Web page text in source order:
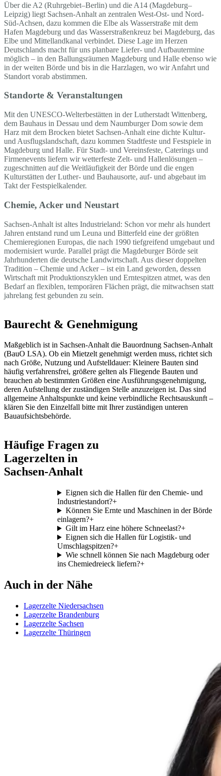
Über die A2 (Ruhrgebiet–Berlin) und die A14 (Magdeburg–
Leipzig) liegt Sachsen-Anhalt an zentralen West-Ost- und Nord-
Süd-Achsen, dazu kommen die Elbe als Wasserstraße mit dem
Hafen Magdeburg und das Wasserstraßenkreuz bei Magdeburg, das
Elbe und Mittellandkanal verbindet. Diese Lage im Herzen
Deutschlands macht für uns planbare Liefer- und Aufbautermine
möglich – in den Ballungsräumen Magdeburg und Halle ebenso wie
in der weiten Börde und bis in die Harzlagen, wo wir Anfahrt und
Standort vorab abstimmen.
Standorte & Veranstaltungen
Mit den UNESCO-Welterbestätten in der Lutherstadt Wittenberg,
dem Bauhaus in Dessau und dem Naumburger Dom sowie dem
Harz mit dem Brocken bietet Sachsen-Anhalt eine dichte Kultur-
und Ausflugslandschaft, dazu kommen Stadtfeste und Festspiele in
Magdeburg und Halle. Für Stadt- und Vereinsfeste, Caterings und
Firmenevents liefern wir wetterfeste Zelt- und Hallenlösungen –
zugeschnitten auf die Weitläufigkeit der Börde und die engen
Kulturstätten der Luther- und Bauhausorte, auf- und abgebaut im
Takt der Festspielkalender.
Chemie, Acker und Neustart
Sachsen-Anhalt ist altes Industrieland: Schon vor mehr als hundert
Jahren entstand rund um Leuna und Bitterfeld eine der größten
Chemieregionen Europas, die nach 1990 tiefgreifend umgebaut und
modernisiert wurde. Parallel prägt die Magdeburger Börde seit
Jahrhunderten die deutsche Landwirtschaft. Aus dieser doppelten
Tradition – Chemie und Acker – ist ein Land geworden, dessen
Wirtschaft mit Produktionszyklen und Erntespitzen atmet, was den
Bedarf an flexiblen, temporären Flächen prägt, die mitwachsen statt
jahrelang fest gebunden zu sein.
Baurecht & Genehmigung
Maßgeblich ist in Sachsen-Anhalt die Bauordnung Sachsen-Anhalt
(BauO LSA). Ob ein Mietzelt genehmigt werden muss, richtet sich
nach Größe, Nutzung und Aufstelldauer: Kleinere Bauten sind
häufig verfahrensfrei, größere gelten als Fliegende Bauten und
brauchen ab bestimmten Größen eine Ausführungsgenehmigung,
deren Aufstellung der zuständigen Stelle anzuzeigen ist. Das sind
allgemeine Anhaltspunkte und keine verbindliche Rechtsauskunft –
klären Sie den Einzelfall bitte mit Ihrer zuständigen unteren
Bauaufsichtsbehörde.
Häufige Fragen zu
Lagerzelten in
Sachsen-Anhalt
Eignen sich die Hallen für den Chemie- und
Industriestandort?+
Können Sie Ernte und Maschinen in der Börde
einlagern?+
Gilt im Harz eine höhere Schneelast?+
Eignen sich die Hallen für Logistik- und
Umschlagspitzen?+
Wie schnell können Sie nach Magdeburg oder
ins Chemiedreieck liefern?+
Auch in der Nähe
Lagerzelte Niedersachsen
Lagerzelte Brandenburg
Lagerzelte Sachsen
Lagerzelte Thüringen